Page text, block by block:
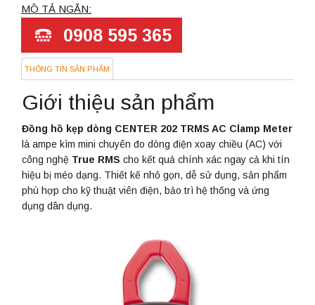
MÔ TẢ NGẮN:
0908 595 365
THÔNG TIN SẢN PHẨM
Giới thiệu sản phẩm
Đồng hồ kẹp dòng CENTER 202 TRMS AC Clamp Meter
là ampe kìm mini chuyên đo dòng điện xoay chiều (AC) với
công nghệ True RMS cho kết quả chính xác ngay cả khi tín
hiệu bị méo dạng. Thiết kế nhỏ gọn, dễ sử dụng, sản phẩm
phù hợp cho kỹ thuật viên điện, bảo trì hệ thống và ứng
dụng dân dụng.